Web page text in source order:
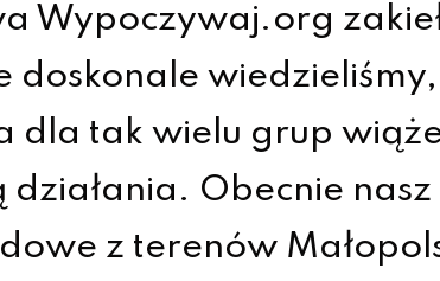
Wypoczywaj.org
doskonale
dla tak wielu grup
działania. Obecnie
z terenów